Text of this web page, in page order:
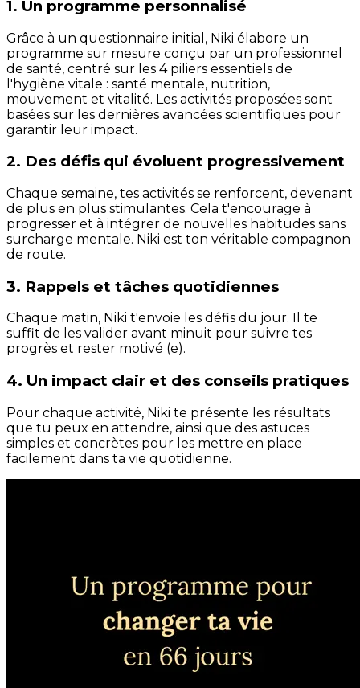
1. Un programme personnalisé
Grâce à un questionnaire initial, Niki élabore un
programme sur mesure conçu par un professionnel
de santé, centré sur les 4 piliers essentiels de
l'hygiène vitale : santé mentale, nutrition,
mouvement et vitalité. Les activités proposées sont
basées sur les dernières avancées scientifiques pour
garantir leur impact.
2. Des défis qui évoluent progressivement
Chaque semaine, tes activités se renforcent, devenant
de plus en plus stimulantes. Cela t'encourage à
progresser et à intégrer de nouvelles habitudes sans
surcharge mentale. Niki est ton véritable compagnon
de route.
3. Rappels et tâches quotidiennes
Chaque matin, Niki t'envoie les défis du jour. Il te
suffit de les valider avant minuit pour suivre tes
progrès et rester motivé (e).
4. Un impact clair et des conseils pratiques
Pour chaque activité, Niki te présente les résultats
que tu peux en attendre, ainsi que des astuces
simples et concrètes pour les mettre en place
facilement dans ta vie quotidienne.